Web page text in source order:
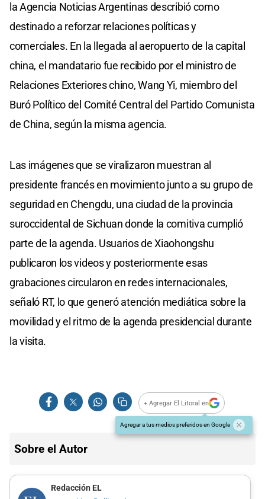
la Agencia Noticias Argentinas describió como
destinado a reforzar relaciones políticas y
comerciales. En la llegada al aeropuerto de la capital
china, el mandatario fue recibido por el ministro de
Relaciones Exteriores chino, Wang Yi, miembro del
Buró Político del Comité Central del Partido Comunista
de China, según la misma agencia.
Las imágenes que se viralizaron muestran al
presidente francés en movimiento junto a su grupo de
seguridad en Chengdu, una ciudad de la provincia
suroccidental de Sichuan donde la comitiva cumplió
parte de la agenda. Usuarios de Xiaohongshu
publicaron los videos y posteriormente esas
grabaciones circularon en redes internacionales,
señaló RT, lo que generó atención mediática sobre la
movilidad y el ritmo de la agenda presidencial durante
la visita.
+ Agregar El Litoral en
Agregar a tus medios preferidos en Google
Sobre el Autor
Redacción EL